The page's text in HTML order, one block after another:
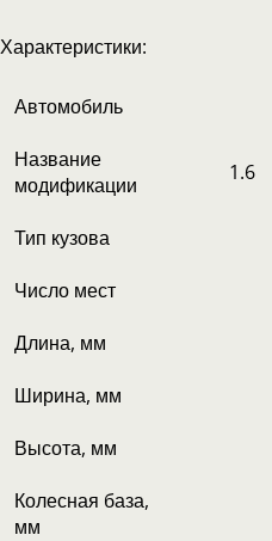
Характеристики:
Автомобиль
Название
модификации
1.6
Тип кузова
Число мест
Длина, мм
Ширина, мм
Высота, мм
Колесная база,
мм